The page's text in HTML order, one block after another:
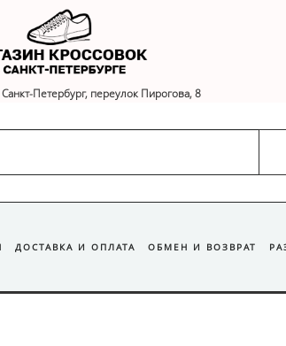
Петербург, переулок Пирогова, 8
ДОСТАВКА И ОПЛАТА ОБМЕН И ВОЗВРАТ